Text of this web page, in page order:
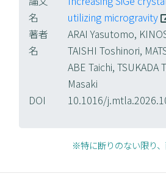
名
utilizing microgravity
著者
名
ARAI Yasutomo,
TAISHI Toshinori,
ABE Taichi, TSUKADA
Masaki
DOI
10.1016/
※特に断りのない限り